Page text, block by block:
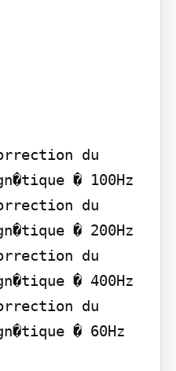
du
� 100Hz
du
� 200Hz
du
� 400Hz
du
� 60Hz